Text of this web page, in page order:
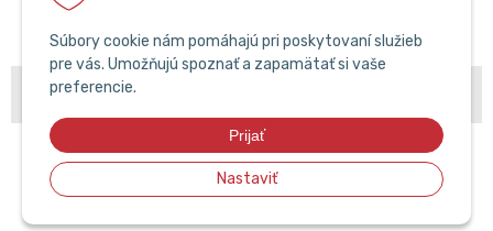
Súbory cookie nám pomáhajú pri poskytovaní služieb
pre vás. Umožňujú spoznať a zapamätať si vaše
preferencie.
Prijať
Nastaviť
© 2026 POPCAR EU •